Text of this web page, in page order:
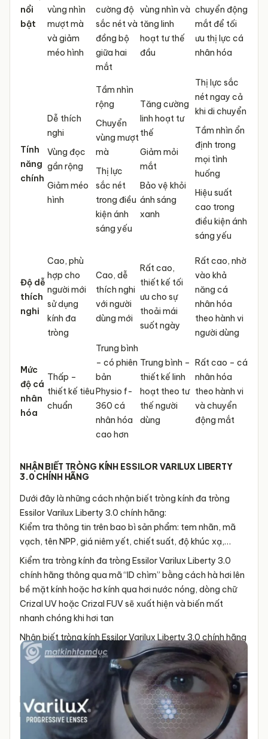
nổi
bật
vùng nhìn
mượt mà
và giảm
méo hình
cường độ
sắc nét và
đồng bộ
giữa hai
mắt
vùng nhìn và
tăng linh
hoạt tư thế
đầu
chuyển động
mắt để tối
ưu thị lực cá
nhân hóa
Tính
năng
chính
Dễ thích
nghi
Vùng đọc
gần rộng
Giảm méo
hình
Tầm nhìn
rộng
Chuyển
vùng mượt
mà
Thị lực
sắc nét
trong điều
kiện ánh
sáng yếu
Tăng cường
linh hoạt tư
thế
Giảm mỏi
mắt
Bảo vệ khỏi
ánh sáng
xanh
Thị lực sắc
nét ngay cả
khi di chuyển
Tầm nhìn ổn
định trong
mọi tình
huống
Hiệu suất
cao trong
điều kiện ánh
sáng yếu
Độ dễ
thích
nghi
Cao, phù
hợp cho
người mới
sử dụng
kính đa
tròng
Cao, dễ
thích nghi
với người
dùng mới
Rất cao,
thiết kế tối
ưu cho sự
thoải mái
suốt ngày
Rất cao, nhờ
vào khả
năng cá
nhân hóa
theo hành vi
người dùng
Mức
độ cá
nhân
hóa
Thấp –
thiết kế tiêu
chuẩn
Trung bình
– có phiên
bản
Physio f-
360 cá
nhân hóa
cao hơn
Trung bình –
thiết kế linh
hoạt theo tư
thế người
dùng
Rất cao – cá
nhân hóa
theo hành vi
và chuyển
động mắt
NHẬN BIẾT TRÒNG KÍNH ESSILOR VARILUX LIBERTY
3.0 CHÍNH HÃNG
Dưới đây là những cách nhận biết tròng kính đa tròng
Essilor Varilux Liberty 3.0 chính hãng:
Kiểm tra thông tin trên bao bì sản phẩm: tem nhãn, mã
vạch, tên NPP, giá niêm yết, chiết suất, độ khúc xạ,…
Kiểm tra tròng kính đa tròng Essilor Varilux Liberty 3.0
chính hãng thông qua mã “ID chìm” bằng cách hà hơi lên
bề mặt kính hoặc hơ kính qua hơi nước nóng, dòng chữ
Crizal UV hoặc Crizal FUV sẽ xuất hiện và biến mất
nhanh chóng khi hơi tan
Nhận biết tròng kính Essilor Varilux Liberty 3.0 chính hãng
thông qua giấy hướng dẫn, thẻ bảo hành và khăn lau
tặng kèm
Tròng kính đa tròng kỹ thuật sốEssilor Varilux Liberty 3.0
MaxAz / Crizal Rock cho hình ảnh rõ nét và chuyển đổi
nhịp nhàng giữa các vùng nhìn gần, trung, xa liền mạch
Tham khảo bảng giá tròng kính đa tròng
Essilor Varilux